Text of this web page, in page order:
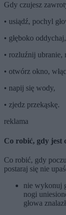
Gdy czujesz
• usiądź, pochyl
• głęboko oddychaj,
• rozluźnij ubranie,
• otwórz okno,
• napij się wody,
• zjedz przekąskę.
reklama
Co robić, gdy jest
Co robić, gdy
postaraj się nie
nie wykonuj
nogi
głowa